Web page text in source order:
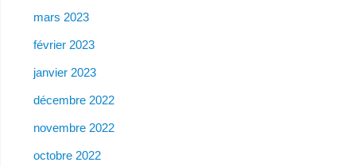
mars 2023
février 2023
janvier 2023
décembre 2022
novembre 2022
octobre 2022